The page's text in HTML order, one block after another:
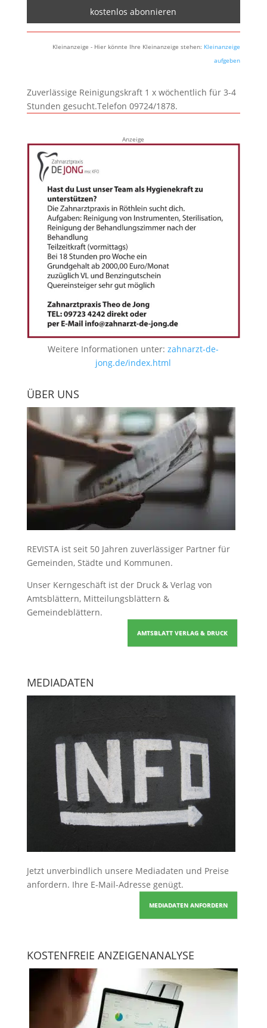
Kleinanzeige - Hier könnte Ihre Kleinanzeige stehen: Kleinanzeige
aufgeben
Zuverlässige Reinigungskraft 1 x wöchentlich für 3-4
Stunden gesucht.Telefon 09724/1878.
Anzeige
Weitere Informationen unter:zahnarzt-de-
jong.de/index.html
ÜBER UNS
REVISTA ist seit 50 Jahren zuverlässiger Partner für
Gemeinden, Städte und Kommunen.
Unser Kerngeschäft ist der Druck & Verlag von
Amtsblättern, Mitteilungsblättern &
Gemeindeblättern.
AMTSBLATT VERLAG & DRUCK
MEDIADATEN
Jetzt unverbindlich unsere Mediadaten und Preise
anfordern. Ihre E-Mail-Adresse genügt.
MEDIADATEN ANFORDERN
KOSTENFREIE ANZEIGENANALYSE